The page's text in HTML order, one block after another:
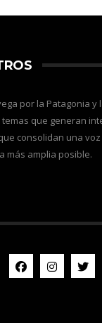
por la Patagonia
que generan
consolidan una voz
más amplia posible.